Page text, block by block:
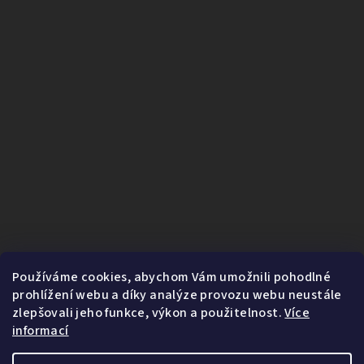
Používáme cookies, abychom Vám umožnili pohodlné
prohlížení webu a díky analýze provozu webu neustále
zlepšovali jeho funkce, výkon a použitelnost.Více
informací